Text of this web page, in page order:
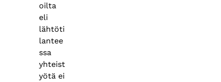
oilta
eli
lähtöti
lantee
ssa
yhteist
yötä ei